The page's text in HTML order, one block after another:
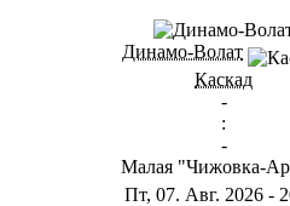
Динамо-Волат
Каскад
-
:
-
Малая "Чижовка-
Пт, 07. Авг. 2026 -